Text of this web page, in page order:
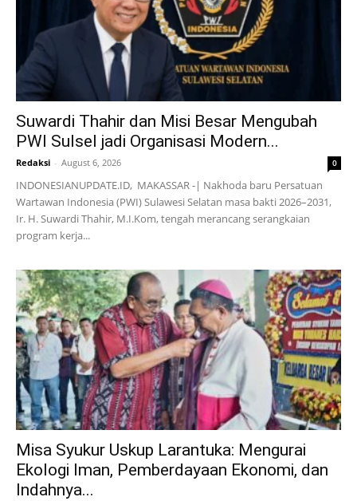
Suwardi Thahir dan Misi Besar Mengubah
PWI Sulsel jadi Organisasi Modern...
Redaksi - August 6, 2026 0
INDONESIANUPDATE.ID, MAKASSAR -| Nakhoda baru Persatuan
Wartawan Indonesia (PWI) Sulawesi Selatan masa bakti 2026–2031,
Ir. H. Suwardi Thahir, M.I.Kom, tengah merancang serangkaian
program kerja...
Misa Syukur Uskup Larantuka: Mengurai
Ekologi Iman, Pemberdayaan Ekonomi, dan
Indahnya...